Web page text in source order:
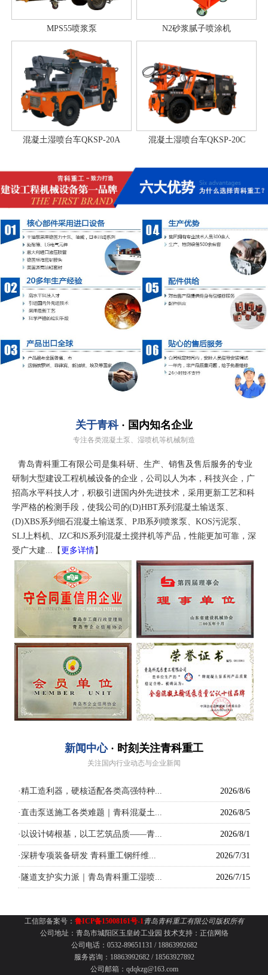
MPS55喷浆泵 N2砂浆腻子喷涂机
混凝土湿喷台车QKSP-20A 混凝土湿喷台车QKSP-20C
关于青科· 国内知名企业
专注各类混凝土泵、湿喷机等机械制造
青岛青科重工有限公司是集科研、生产、销售及售后服务的专业
研制大型建设工程机械设备的企业，公司以人为本，科技兴企，广
招高水平科技人才，积极引进国内外先进技术，采用更新工艺和科
学严格的检测手段，使我公司的(D)HBT系列混凝土输送泵、
(D)XBS系列细石混凝土输送泵、PJB系列喷浆泵、KOS污泥泵、
SLJ上料机、JZC和JS系列混凝土搅拌机等产品，性能更加可靠，深
受广大建...【 更多详情】
新闻中心· 时刻关注青科重工
关注国内行业动态与企业新闻
2026/8/6
·精工造利器，硬核适配各类高强特种...
2026/8/5
·直击泵送施工各类难题｜青科混凝土...
2026/8/1
· 以设计铸根基，以工艺筑品质——青...
2026/7/31
·深耕专项装备研发 青科重工钢纤维...
2026/7/15
· 隧道支护实力派｜青岛青科重工湿喷...
工信部备案号： 鲁ICP备15008161号-1青岛青科重工有限公司版权所有
公司地址：青岛市城阳区玉皇岭工业园 技术支持： 正信网络
公司电话：0532-89651131 / 18863992682
服务咨询：18863992682 / 18563927892
公司邮箱：qdqkzg@163.com